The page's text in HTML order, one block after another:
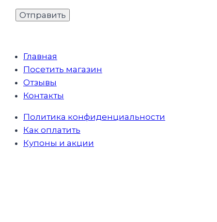
Главная
Посетить магазин
Отзывы
Контакты
Политика конфиденциальности
Как оплатить
Купоны и акции